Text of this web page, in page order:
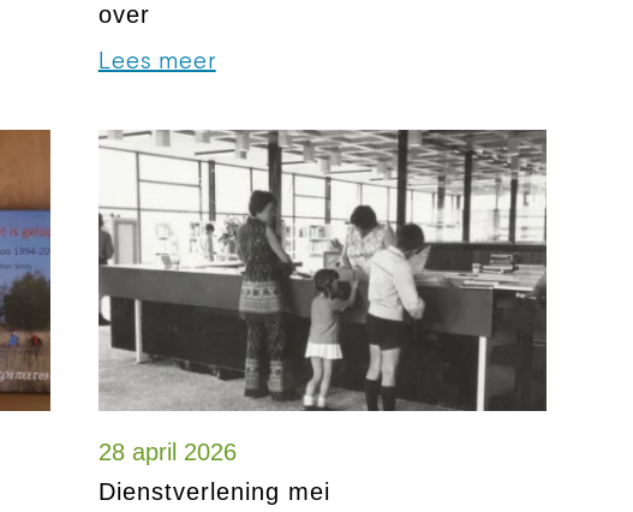
over
Lees meer
28 april 2026
Dienstverlening mei